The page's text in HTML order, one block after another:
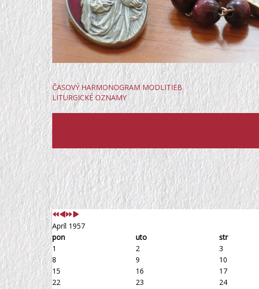
ČASOVÝ HARMONOGRAM MODLITIEB
LITURGICKÉ OZNAMY
Predchádzajúci
rok
Predchádzajúci
mesiac
Nasledujúci
rok
Nasledujúci
mesiac
Apríl 1957
pon
uto str
1
2 3
8
9 10
15
16 17
22
23 24